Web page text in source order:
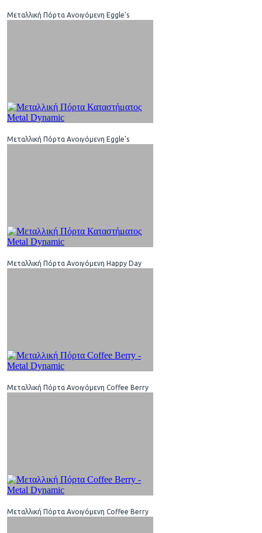
Μεταλλική Πόρτα Ανοιγόμενη Eggle's
Μεταλλική Πόρτα Ανοιγόμενη Eggle's
Μεταλλική Πόρτα Ανοιγόμενη Happy Day
Μεταλλική Πόρτα Ανοιγόμενη Coffee Berry
Μεταλλική Πόρτα Ανοιγόμενη Coffee Berry